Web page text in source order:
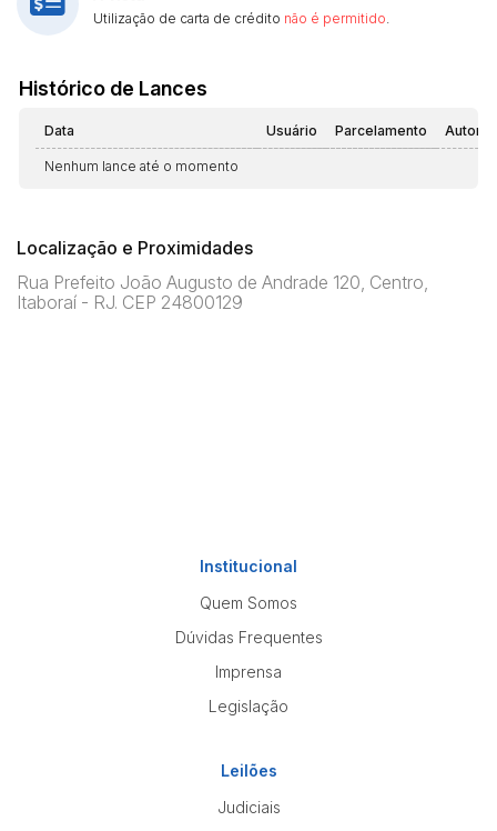
Utilização de carta de crédito não é permitido
Histórico de Lances
Data Usuário Parcelamento
Nenhum lance até o momento
Localização e Proximidades
Rua Prefeito João Augusto de Andrade 120, Centro,
Itaboraí - RJ. CEP 24800129
Institucional
Quem Somos
Dúvidas Frequentes
Imprensa
Legislação
Leilões
Judiciais